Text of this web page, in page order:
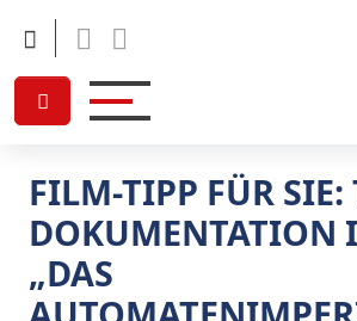
Facebook
FILM-TIPP FÜR SIE:
DOKUMENTATION
„DAS